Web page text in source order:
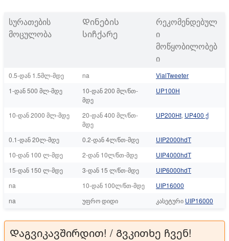
სურათების
მოცულობა
Დინების
სიჩქარე
რეკომენდებულ
ი
მოწყობილობებ
ი
0.5-დან 1.5მლ-მდე na
VialTweeter
1-დან 500 მლ-მდე
10-დან 200 მლ/წთ-
მდე
UP100H
10-დან 2000 მლ-მდე
20-დან 400 მლ/წთ-
მდე
UP200Ht, UP400 ქ
0.1-დან 20ლ-მდე 0.2-დან 4ლ/წთ-მდე
UIP2000hdT
10-დან 100 ლ-მდე
2-დან 10ლ/წთ-მდე
UIP4000hdT
15-დან 150 ლ-მდე
3-დან 15 ლ/წთ-მდე
UIP6000hdT
na
10-დან 100ლ/წთ-მდე
UIP16000
na
უფრო დიდი კასეტური UIP16000
Დაგვიკავშირდით! / Გვკითხე ჩვენ!